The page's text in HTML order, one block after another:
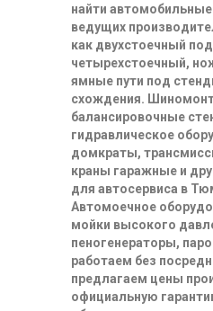
найти
ведущих
как двухстоечный
четырехстоечный,
ямные пути под
схождения.
балансировочные
гидравлическое
домкраты,
краны гаражные и
для автосервиса в
Автомоечное
мойки высокого
пеногенераторы,
работаем без
предлагаем цены
официальную